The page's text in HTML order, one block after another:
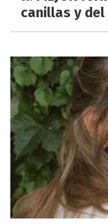
canillas y